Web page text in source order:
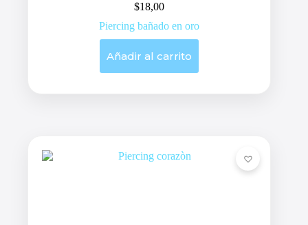
$18,00
Piercing bañado en oro
Añadir al carrito